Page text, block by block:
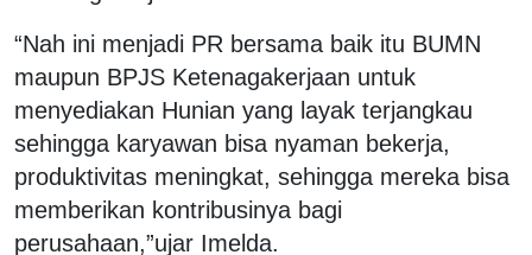
“Nah ini menjadi PR bersama baik itu BUMN
maupun BPJS Ketenagakerjaan untuk
menyediakan Hunian yang layak terjangkau
sehingga karyawan bisa nyaman bekerja,
produktivitas meningkat, sehingga mereka bisa
memberikan kontribusinya bagi
perusahaan,”ujar Imelda.